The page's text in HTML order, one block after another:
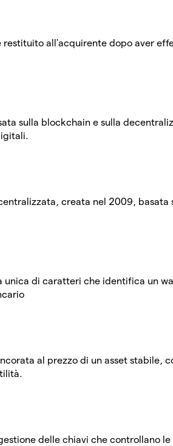
restituito all'acquirente dopo aver
sulla blockchain e sulla
creata nel 2009, basata
unica di caratteri che identifica un
al prezzo di un asset stabile,
delle chiavi che controllano